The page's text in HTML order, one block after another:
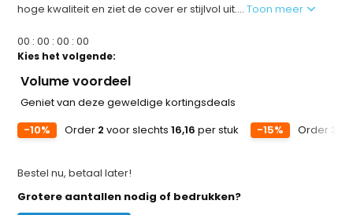
hoge kwaliteit en ziet de cover er stijlvol uit....Toon meer
00 :00 :00 :00
Kies het volgende:
Volume voordeel
Geniet van deze geweldige kortingsdeals
-10%
Order 2 voor slechts16,16 per stuk -15% Order 3
Bestel nu, betaal later!
Grotere aantallen nodig of bedrukken?